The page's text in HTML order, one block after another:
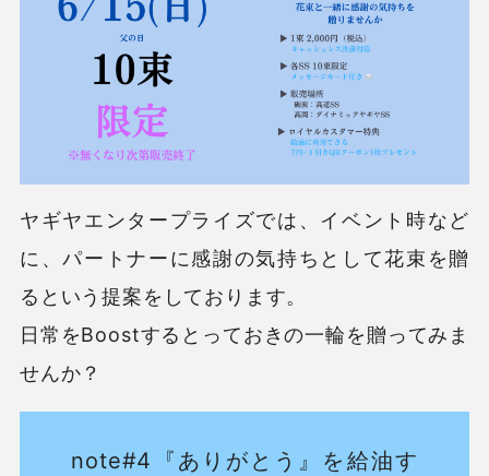
ヤギヤエンタープライズでは、イベント時など
に、パートナーに感謝の気持ちとして花束を贈
るという提案をしております。
日常をBoostするとっておきの一輪を贈ってみま
せんか？
note#4 『ありがとう』を給油す